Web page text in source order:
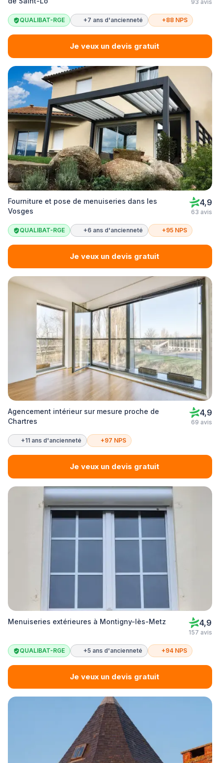
93 avis
QUALIBAT-RGE +7 ans d'ancienneté +88 NPS
Je veux un devis gratuit
Fourniture et pose de menuiseries dans les
Vosges
4,9
63 avis
QUALIBAT-RGE +6 ans d'ancienneté +95 NPS
Je veux un devis gratuit
Agencement intérieur sur mesure proche de
Chartres
4,9
69 avis
+11 ans d'ancienneté +97 NPS
Je veux un devis gratuit
Menuiseries extérieures à Montigny-lès-Metz 4,9
157 avis
QUALIBAT-RGE +5 ans d'ancienneté +94 NPS
Je veux un devis gratuit